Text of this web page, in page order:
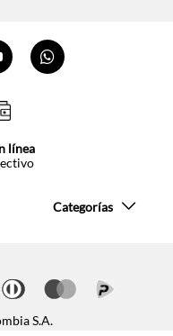
línea
Categorías
S.A.